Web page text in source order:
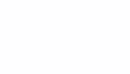
COMPRAR